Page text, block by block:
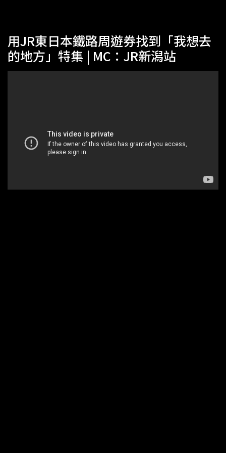
用JR東日本鐵路周遊券找到「我想去
的地方」特集 | MC：JR新潟站